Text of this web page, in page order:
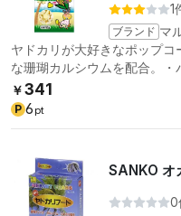
1
ブランド マ
ヤドカリが大好きなポップ
な珊瑚カルシウムを配合。・
￥341
P 6 pt
SANKO オ
0